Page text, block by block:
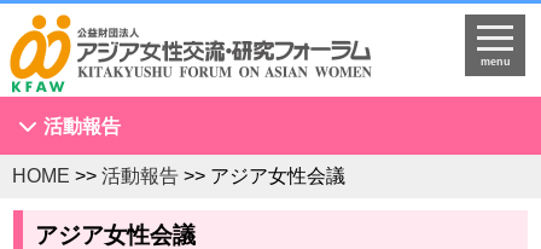
menu
活動報告
アジア女性会議
NGOセミナー
HOME >> 活動報告 >> アジア女性会議
アジア女性会議